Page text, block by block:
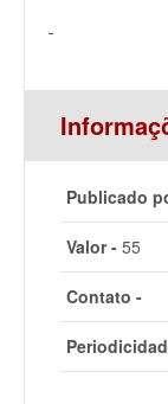
Publicado
Valor - 55
Contato -